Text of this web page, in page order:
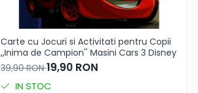
Carte cu Jocuri si Activitati pentru Copii
,,Inima de Campion'' Masini Cars 3 Disney
39,90 RON19,90 RON
IN STOC